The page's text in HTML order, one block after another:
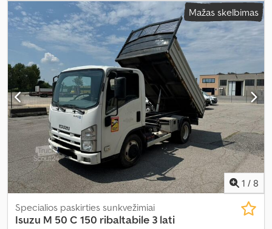
skaičius: 3 , krovimo vietos ilgis:4 300 mm , krovinių skyriaus plotis:
2 200 mm, Gamybos metai:2009,
Mažas skelbimas
1 / 8
Specialios paskirties sunkvežimiai
Isuzu M 50 C 150 ribaltabile 3 lati